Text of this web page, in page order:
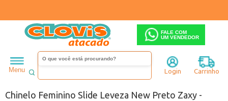
FALE COM
UM VENDEDOR
Menu Login Carrinho
Feminino Chinelo
Chinelo Feminino Slide Leveza New Preto Zaxy -